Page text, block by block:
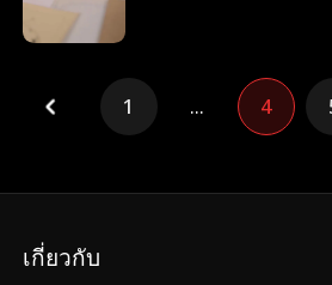
อย่างเด็ดขาด เธอเลือกที่
มหาวิทยาลัยไว้ และเริ่ม
1 ... 4
เกี่ยวกับ